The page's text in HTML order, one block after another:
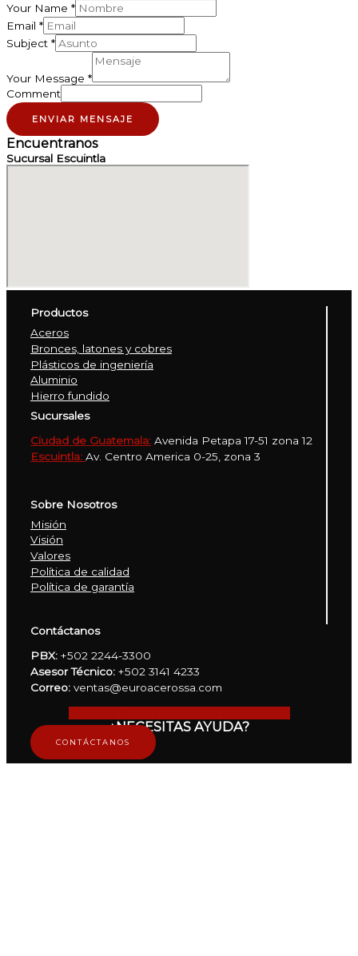
Your Name *
Email *
Subject *
Your Message *
Comment
ENVIAR MENSAJE
Encuentranos
Sucursal Escuintla
Productos
Aceros
Bronces, latones y cobres
Plásticos de ingeniería
Aluminio
Hierro fundido
Sucursales
Ciudad de Guatemala: Avenida Petapa 17-51 zona 12
Escuintla: Av. Centro America 0-25, zona 3
Sobre Nosotros
Misión
Visión
Valores
Política de calidad
Política de garantía
Contáctanos
PBX: +502 2244-3300
Asesor Técnico: +502 3141 4233
Correo: ventas@euroacerossa.com
¿NECESITAS AYUDA?
CONTÁCTANOS